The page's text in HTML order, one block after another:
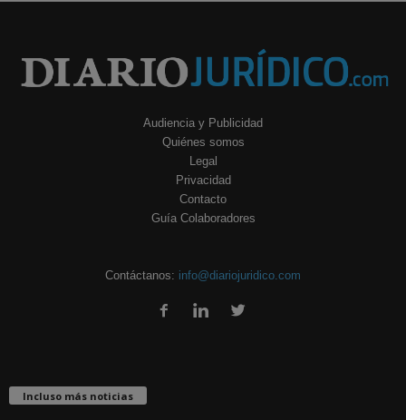
Audiencia y Publicidad
Quiénes somos
Legal
Privacidad
Contacto
Guía Colaboradores
Contáctanos: info@diariojuridico.com
Incluso más noticias